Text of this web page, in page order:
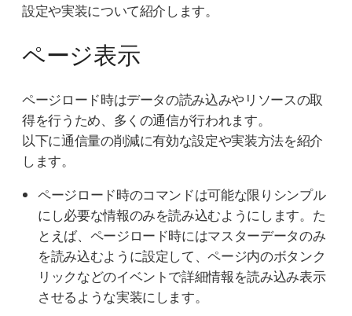
設定や実装について紹介します。
ページ表示
ページロード時はデータの読み込みやリソースの取
得を行うため、多くの通信が行われます。
以下に通信量の削減に有効な設定や実装方法を紹介
します。
ページロード時のコマンドは可能な限りシンプル
にし必要な情報のみを読み込むようにします。た
とえば、ページロード時にはマスターデータのみ
を読み込むように設定して、ページ内のボタンク
リックなどのイベントで詳細情報を読み込み表示
させるような実装にします。